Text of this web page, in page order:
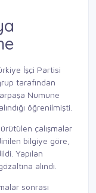
İşçi Partisi
tarafından
Numune
öğrenilmişti.
çalışmalar
bilgiye göre,
Yapılan
alındı.
sonrası